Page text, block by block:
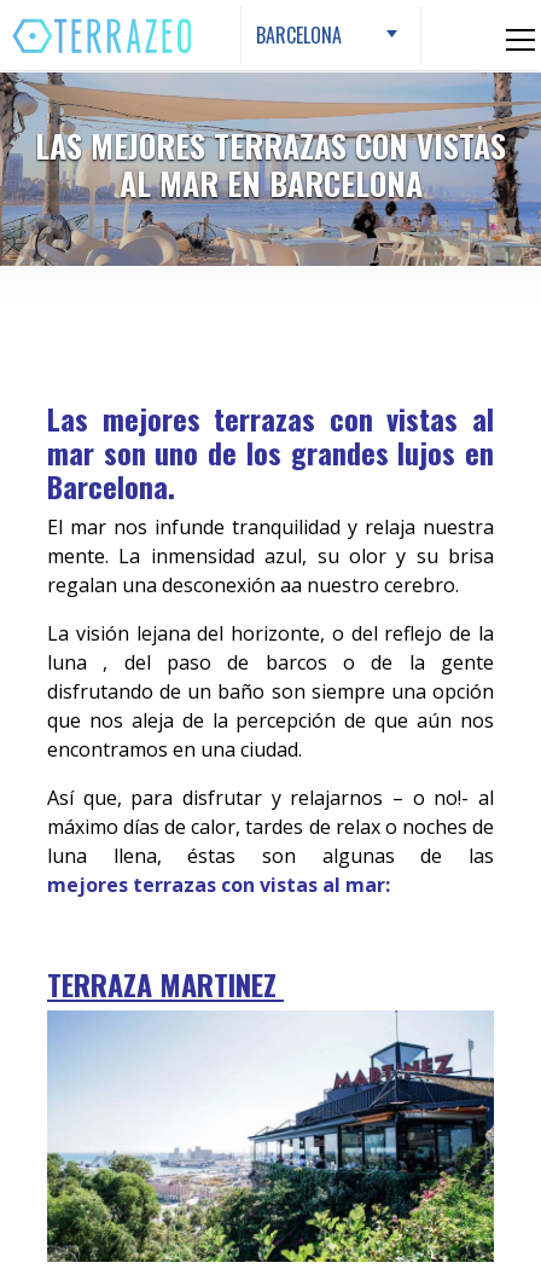
Skip
to
content
BARCELONA
LAS MEJORES TERRAZAS CON VISTAS
AL MAR EN BARCELONA
Las mejores terrazas con vistas al
mar son uno de los grandes lujos en
Barcelona.
El mar nos infunde tranquilidad y relaja nuestra
mente. La inmensidad azul, su olor y su brisa
regalan una desconexión aa nuestro cerebro.
La visión lejana del horizonte, o del reflejo de la
luna , del paso de barcos o de la gente
disfrutando de un baño son siempre una opción
que nos aleja de la percepción de que aún nos
encontramos en una ciudad.
Así que, para disfrutar y relajarnos – o no!- al
máximo días de calor, tardes de relax o noches de
luna llena, éstas son algunas de las
mejores terrazas con vistas al mar:
TERRAZA MARTINEZ